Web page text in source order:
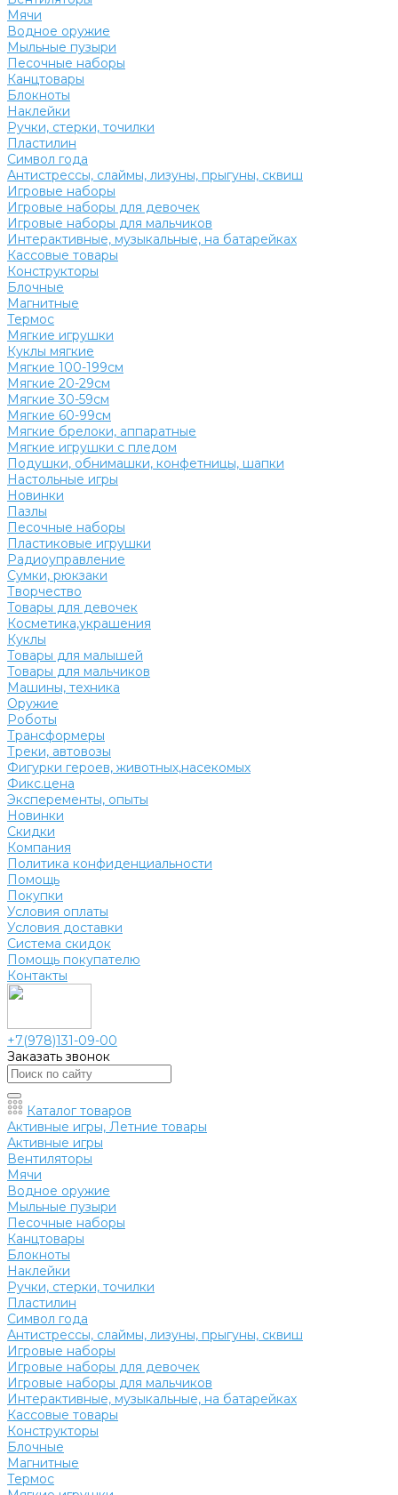
Мячи
Водное оружие
Мыльные пузыри
Песочные наборы
Канцтовары
Блокноты
Наклейки
Ручки, стерки, точилки
Пластилин
Символ года
Антистрессы, слаймы, лизуны, прыгуны, сквиш
Игровые наборы
Игровые наборы для девочек
Игровые наборы для мальчиков
Интерактивные, музыкальные, на батарейках
Кассовые товары
Конструкторы
Блочные
Магнитные
Термос
Мягкие игрушки
Куклы мягкие
Мягкие 100-199см
Мягкие 20-29см
Мягкие 30-59см
Мягкие 60-99см
Мягкие брелоки, аппаратные
Мягкие игрушки с пледом
Подушки, обнимашки, конфетницы, шапки
Настольные игры
Новинки
Пазлы
Песочные наборы
Пластиковые игрушки
Радиоуправление
Сумки, рюкзаки
Творчество
Товары для девочек
Косметика,украшения
Куклы
Товары для малышей
Товары для мальчиков
Машины, техника
Оружие
Роботы
Трансформеры
Треки, автовозы
Фигурки героев, животных,насекомых
Фикс.цена
Эксперементы, опыты
Новинки
Скидки
Компания
Политика конфиденциальности
Помощь
Покупки
Условия оплаты
Условия доставки
Система скидок
Помощь покупателю
Контакты
+7(978)131-09-00
Заказать звонок
Каталог товаров
Активные игры, Летние товары
Активные игры
Вентиляторы
Мячи
Водное оружие
Мыльные пузыри
Песочные наборы
Канцтовары
Блокноты
Наклейки
Ручки, стерки, точилки
Пластилин
Символ года
Антистрессы, слаймы, лизуны, прыгуны, сквиш
Игровые наборы
Игровые наборы для девочек
Игровые наборы для мальчиков
Интерактивные, музыкальные, на батарейках
Кассовые товары
Конструкторы
Блочные
Магнитные
Термос